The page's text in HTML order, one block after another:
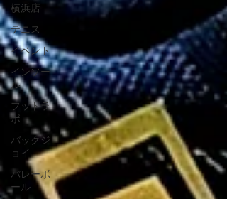
横浜店
テニス
イベント
インソー
ル
フットラ
ボ
バックジ
ョイ
バレーボ
ール